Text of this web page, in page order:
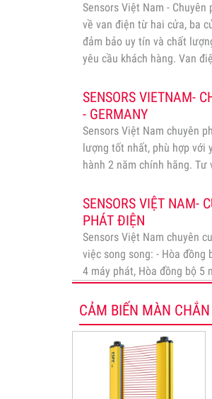
Sensors Việt Nam -
về van điện từ hai cửa, ba
đảm bảo uy tín và chất
yêu cầu khách hàng. Van
SENSORS VIETNAM-
- GERMANY
Sensors Việt Nam chuyên
lượng tốt nhất, phù hợp với
hành 2 năm chính hãng.
SENSORS VIỆT NAM-
PHÁT ĐIỆN
Sensors Việt Nam chuyên
việc song song: - Hòa đồng
4 máy phát, Hòa đồng bộ 5
máy điện, Giải pháp hòa…
CẢM BIẾN MÀN